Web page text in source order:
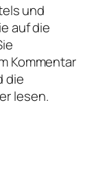
und
auf die
Kommentar
die
lesen.